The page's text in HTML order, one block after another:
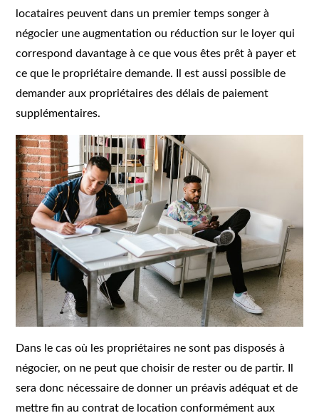
locataires peuvent dans un premier temps songer à
négocier une augmentation ou réduction sur le loyer qui
correspond davantage à ce que vous êtes prêt à payer et
ce que le propriétaire demande. Il est aussi possible de
demander aux propriétaires des délais de paiement
supplémentaires.
Dans le cas où les propriétaires ne sont pas disposés à
négocier, on ne peut que choisir de rester ou de partir. Il
sera donc nécessaire de donner un préavis adéquat et de
mettre fin au contrat de location conformément aux